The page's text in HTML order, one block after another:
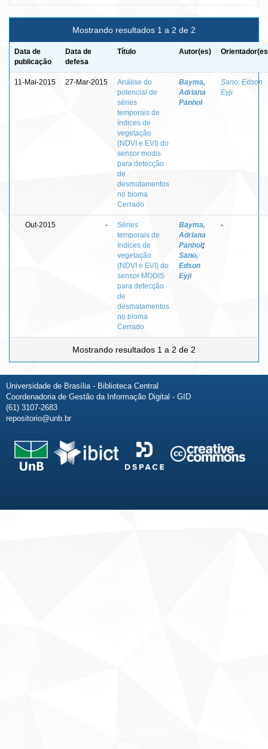
Mostrando resultados 1 a 2 de 2
Data de
publicação
Data de
defesa
Título Autor(es)
11-Mai-2015 27-Mar-2015
Análise do
potencial de
séries
temporais de
índices de
vegetação
(NDVI e EVI) do
sensor modis
para detecção
de
desmatamentos
no bioma
Cerrado
Bayma,
Adriana
Panhol
Sano, Edson
Eyji
Out-2015 -
Séries
temporais de
índices de
vegetação
(NDVI e EVI) do
sensor MODIS
para detecção
de
desmatamentos
no bioma
Cerrado
Bayma,
Adriana
Panhol;
Sano,
Edson
Eyji
-
Mostrando resultados 1 a 2 de 2
Universidade de Brasília - Biblioteca Central
Coordenadoria de Gestão da Informação Digital - GID
(61) 3107-2683
repositorio@unb.br